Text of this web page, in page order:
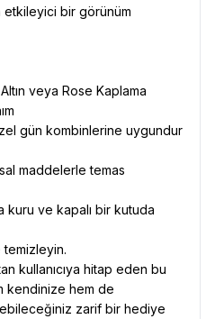
bir görünüm
veya Rose Kaplama
gün kombinlerine uygundur
maddelerle temas
kuru ve kapalı bir kutuda
kullanıcıya hitap eden bu
kendinize hem de
zarif bir hediye